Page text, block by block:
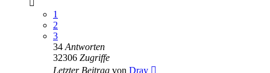
1
2
3
34 Antworten
32306 Zugriffe
Letzter Beitrag von Dray